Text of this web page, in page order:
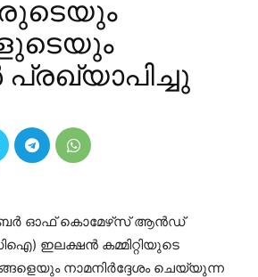
ഓഫ് കൊമേഴ്‌സ് ആൻഡ്
ഇലക്ഷൻ കമ്മിറ്റിയുടെ
നാമനിർദ്ദേശം ചെയ്യുന്ന